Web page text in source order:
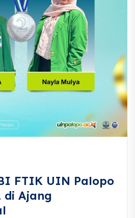
FTIK UIN Palopo
di Ajang